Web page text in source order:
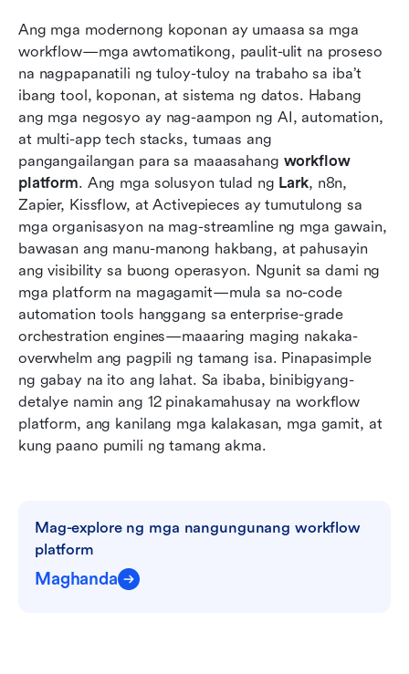
Ang mga modernong koponan ay umaasa sa mga
workflow—mga awtomatikong, paulit-ulit na proseso
na nagpapanatili ng tuloy-tuloy na trabaho sa iba’t
ibang tool, koponan, at sistema ng datos. Habang
ang mga negosyo ay nag-aampon ng AI, automation,
at multi-app tech stacks, tumaas ang
pangangailangan para sa maaasahang workflow
platform. Ang mga solusyon tulad ng Lark, n8n,
Zapier, Kissflow, at Activepieces ay tumutulong sa
mga organisasyon na mag-streamline ng mga gawain,
bawasan ang manu-manong hakbang, at pahusayin
ang visibility sa buong operasyon. Ngunit sa dami ng
mga platform na magagamit—mula sa no-code
automation tools hanggang sa enterprise-grade
orchestration engines—maaaring maging nakaka-
overwhelm ang pagpili ng tamang isa. Pinapasimple
ng gabay na ito ang lahat. Sa ibaba, binibigyang-
detalye namin ang 12 pinakamahusay na workflow
platform, ang kanilang mga kalakasan, mga gamit, at
kung paano pumili ng tamang akma.
Mag-explore ng mga nangungunang workflow
platform
Maghanda
plataporma ng daloy ng trabaho
Mga kaso ng paggamit ng workflow na araw-
araw na inaasahan ng mga koponan
Paano pumili ng tamang workflow platform para
sa iyong negosyo
Konklusyon
Mga Madalas Itanong
Kaugnay na pagbasa